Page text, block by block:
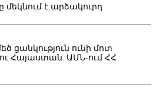
է արձակուրդ
ցանկություն ունի մոտ
Հայաստան. ԱՄՆ-ում ՀՀ